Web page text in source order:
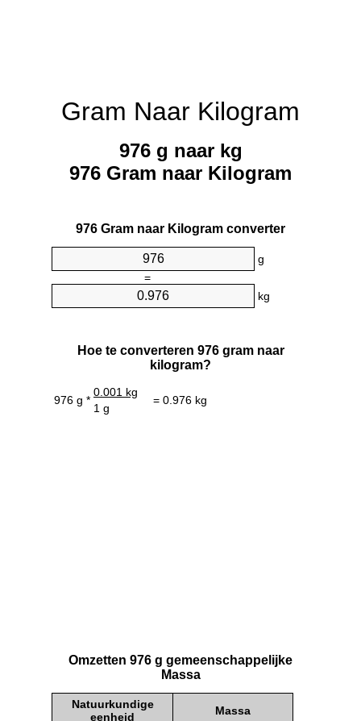
Gram Naar Kilogram
976 g naar kg
976 Gram naar Kilogram
976 Gram naar Kilogram converter
g
=
kg
Hoe te converteren 976 gram naar
kilogram?
976 g *
0.001 kg
= 0.976 kg
1 g
Omzetten 976 g gemeenschappelijke
Massa
Natuurkundige
eenheid
Massa